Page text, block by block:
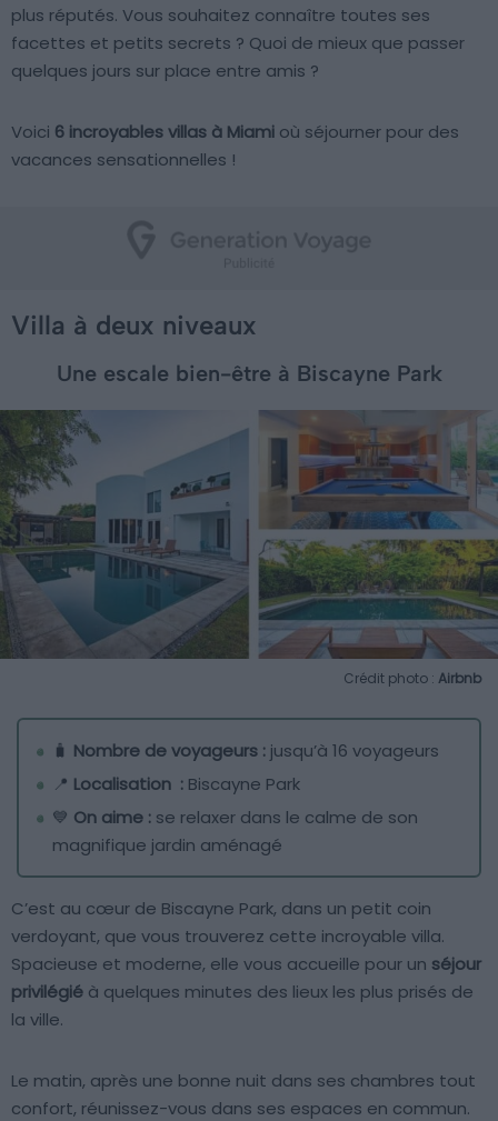
plus réputés. Vous souhaitez connaître toutes ses
facettes et petits secrets ? Quoi de mieux que passer
quelques jours sur place entre amis ?
Voici 6 incroyables villas à Miami où séjourner pour des
vacances sensationnelles !
Villa à deux niveaux
Une escale bien-être à Biscayne Park
Crédit photo : Airbnb
🧳 Nombre de voyageurs : jusqu’à 16 voyageurs
📍 Localisation : Biscayne Park
💙 On aime : se relaxer dans le calme de son
magnifique jardin aménagé
C’est au cœur de Biscayne Park, dans un petit coin
verdoyant, que vous trouverez cette incroyable villa.
Spacieuse et moderne, elle vous accueille pour un séjour
privilégié à quelques minutes des lieux les plus prisés de
la ville.
Le matin, après une bonne nuit dans ses chambres tout
confort, réunissez-vous dans ses espaces en commun.